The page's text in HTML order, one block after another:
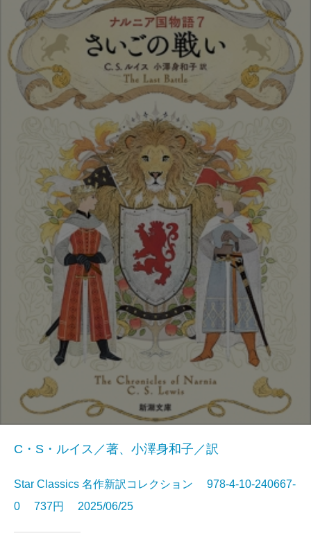
C・S・ルイス／著、小澤身和子／訳
Star Classics 名作新訳コレクション 978-4-10-240667-
0 737円 2025/06/25